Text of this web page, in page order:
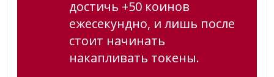
достичь +50 коинов
ежесекундно, и лишь после
стоит начинать
накапливать токены.